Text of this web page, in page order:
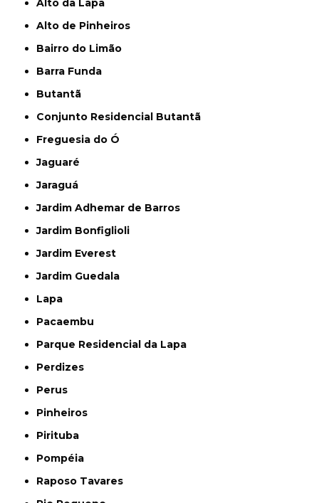
Alto de Pinheiros
Bairro do Limão
Barra Funda
Butantã
Conjunto Residencial Butantã
Freguesia do Ó
Jaguaré
Jaraguá
Jardim Adhemar de Barros
Jardim Bonfiglioli
Jardim Everest
Jardim Guedala
Lapa
Pacaembu
Parque Residencial da Lapa
Perdizes
Perus
Pinheiros
Pirituba
Pompéia
Raposo Tavares